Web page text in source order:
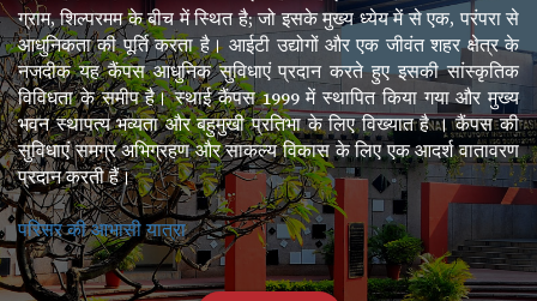
ग्राम, शिल्परमम के बीच में स्थित है; जो इसके मुख्य ध्येय में से एक, परंपरा से
आधुनिकता की पूर्ति करता है। आईटी उद्योगों और एक जीवंत शहर क्षेत्र के
नजदीक यह कैंपस आधुनिक सुविधाएं प्रदान करते हुए इसकी सांस्कृतिक
विविधता के समीप है। स्थाई कैंपस 1999 में स्थापित किया गया और मुख्य
भवन स्थापत्य भव्यता और बहुमुखी प्रतिभा के लिए विख्यात है । कैंपस की
सुविधाएं समग्र अभिग्रहण और साकल्य विकास के लिए एक आदर्श वातावरण
प्रदान करती हैं।
परिसर की आभासी यात्रा